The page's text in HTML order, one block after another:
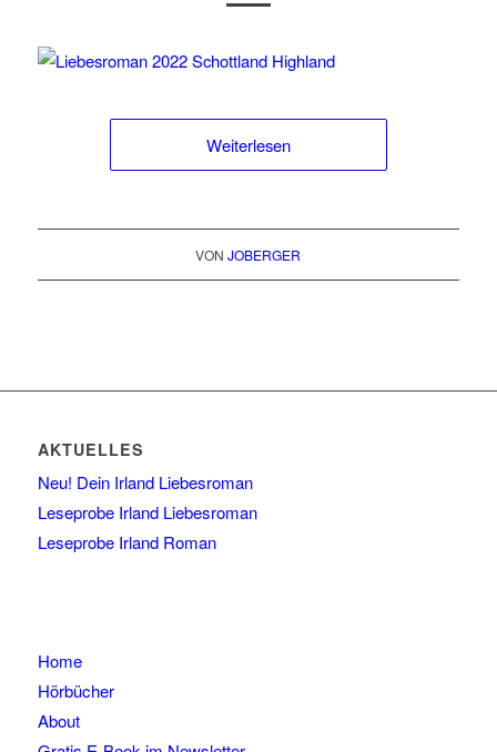
Weiterlesen
VONJOBERGER
AKTUELLES
Neu! Dein Irland Liebesroman
Leseprobe Irland Liebesroman
Leseprobe Irland Roman
Home
Hörbücher
About